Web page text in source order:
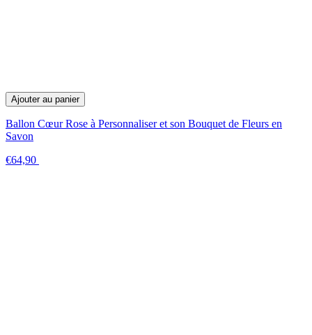
Ajouter au panier
Ballon Cœur Rose à Personnaliser et son Bouquet de Fleurs en
Savon
€64,90